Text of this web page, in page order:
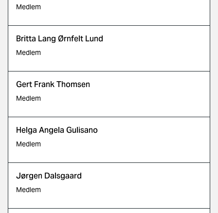
Medlem
Britta Lang Ørnfelt Lund
Medlem
Gert Frank Thomsen
Medlem
Helga Angela Gulisano
Medlem
Jørgen Dalsgaard
Medlem